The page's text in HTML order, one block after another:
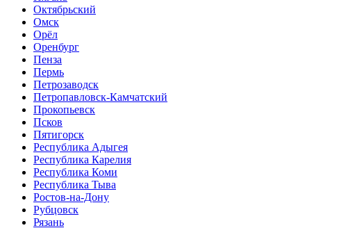
Октябрьский
Омск
Орёл
Оренбург
Пенза
Пермь
Петрозаводск
Петропавловск-Камчатский
Прокопьевск
Псков
Пятигорск
Республика Адыгея
Республика Карелия
Республика Коми
Республика Тыва
Ростов-на-Дону
Рубцовск
Рязань